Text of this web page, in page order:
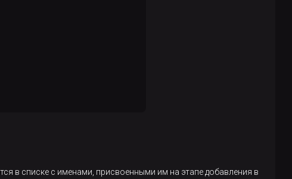
в списке с именами, присвоенными им на этапе добавления в